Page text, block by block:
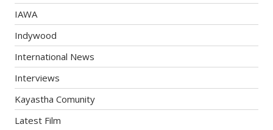
IAWA
Indywood
International News
Interviews
Kayastha Comunity
Latest Film